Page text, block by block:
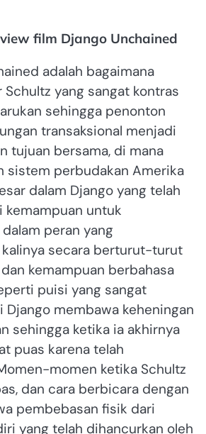
film Django Unchained
adalah bagaimana
yang sangat kontras
sehingga penonton
transaksional menjadi
tujuan bersama, di mana
sistem perbudakan Amerika
dalam Django yang telah
kemampuan untuk
peran yang
kalinya secara berturut-turut
kemampuan berbahasa
puisi yang sangat
membawa keheningan
sehingga ketika ia akhirnya
puas karena telah
momen ketika Schultz
dan cara berbicara dengan
pembebasan fisik dari
yang telah dihancurkan oleh